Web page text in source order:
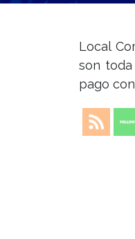
Local
son toda
pago